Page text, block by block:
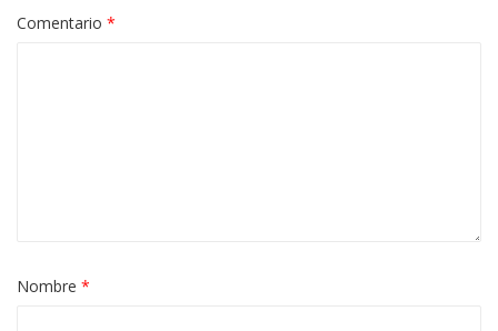
Comentario *
Nombre *